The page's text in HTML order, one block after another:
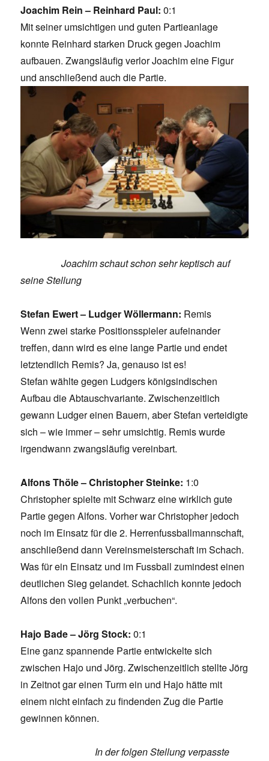
Joachim Rein – Reinhard Paul: 0:1
Mit seiner umsichtigen und guten Partieanlage
konnte Reinhard starken Druck gegen Joachim
aufbauen. Zwangsläufig verlor Joachim eine Figur
und anschließend auch die Partie.
Joachim schaut schon sehr keptisch auf
seine Stellung
Stefan Ewert – Ludger Wöllermann: Remis
Wenn zwei starke Positionsspieler aufeinander
treffen, dann wird es eine lange Partie und endet
letztendlich Remis? Ja, genauso ist es!
Stefan wählte gegen Ludgers königsindischen
Aufbau die Abtauschvariante. Zwischenzeitlich
gewann Ludger einen Bauern, aber Stefan verteidigte
sich – wie immer – sehr umsichtig. Remis wurde
irgendwann zwangsläufig vereinbart.
Alfons Thöle – Christopher Steinke: 1:0
Christopher spielte mit Schwarz eine wirklich gute
Partie gegen Alfons. Vorher war Christopher jedoch
noch im Einsatz für die 2. Herrenfussballmannschaft,
anschließend dann Vereinsmeisterschaft im Schach.
Was für ein Einsatz und im Fussball zumindest einen
deutlichen Sieg gelandet. Schachlich konnte jedoch
Alfons den vollen Punkt „verbuchen“.
Hajo Bade – Jörg Stock: 0:1
Eine ganz spannende Partie entwickelte sich
zwischen Hajo und Jörg. Zwischenzeitlich stellte Jörg
in Zeitnot gar einen Turm ein und Hajo hätte mit
einem nicht einfach zu findenden Zug die Partie
gewinnen können.
In der folgen Stellung verpasste